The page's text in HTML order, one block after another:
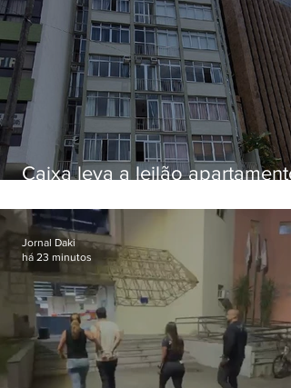
Caixa leva a leilão apartamento
Botafogo
Jornal Daki
há 23 minutos